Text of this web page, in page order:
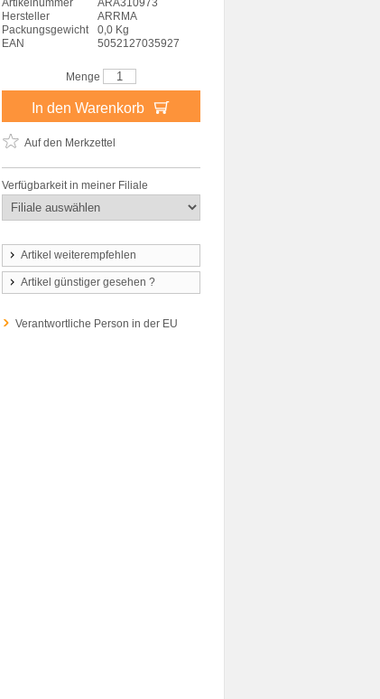
Artikelnummer
ARA310973
Hersteller
ARRMA
Packungsgewicht
0,0 Kg
EAN
5052127035927
Menge
In den Warenkorb
Auf den Merkzettel
Verfügbarkeit in meiner Filiale
Artikel weiterempfehlen
Artikel günstiger gesehen ?
Verantwortliche Person in der EU